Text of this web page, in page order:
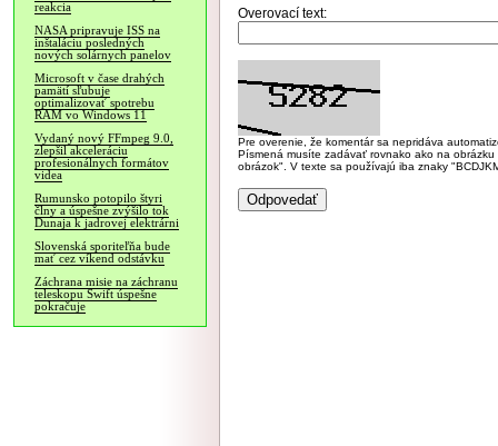
reakcia
NASA pripravuje ISS na
inštaláciu posledných
nových solárnych panelov
Microsoft v čase drahých
pamätí sľubuje
optimalizovať spotrebu
RAM vo Windows 11
Vydaný nový FFmpeg 9.0,
zlepšil akceleráciu
profesionálnych formátov
videa
Rumunsko potopilo štyri
člny a úspešne zvýšilo tok
Dunaja k jadrovej elektrárni
Slovenská sporiteľňa bude
mať cez víkend odstávku
Záchrana misie na záchranu
teleskopu Swift úspešne
pokračuje
Overovací text:
Pre overenie, že komentár sa nepridáva
Písmená musíte zadávať rovnako ako na
obrázok". V texte sa používajú iba znaky